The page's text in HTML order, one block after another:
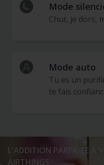
Mode
Chut, je dors,
Mode auto
Tu es un
te fais
L'ADDITION PARFAITE À
AIRTHINGS